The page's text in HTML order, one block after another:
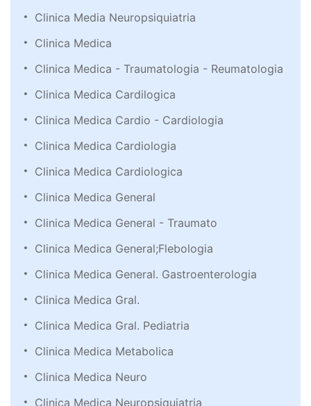
Clinica Media Neuropsiquiatria
Clinica Medica
Clinica Medica - Traumatologia - Reumatologia
Clinica Medica Cardilogica
Clinica Medica Cardio - Cardiologia
Clinica Medica Cardiologia
Clinica Medica Cardiologica
Clinica Medica General
Clinica Medica General - Traumato
Clinica Medica General;Flebologia
Clinica Medica General. Gastroenterologia
Clinica Medica Gral.
Clinica Medica Gral. Pediatria
Clinica Medica Metabolica
Clinica Medica Neuro
Clinica Medica Neuropsiquiatria